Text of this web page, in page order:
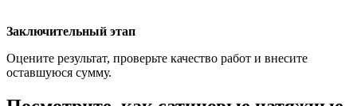
Заключительный этап
Оцените результат, проверьте качество работ и внесите
оставшуюся сумму.